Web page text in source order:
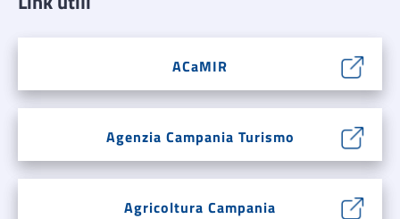
ACaMIR
Agenzia Campania Turismo
Agricoltura Campania